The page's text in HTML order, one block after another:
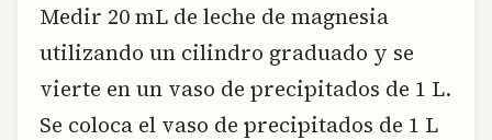
Medir 20 mL de leche de magnesia
utilizando un cilindro graduado y se
vierte en un vaso de precipitados de 1 L.
Se coloca el vaso de precipitados de 1 L